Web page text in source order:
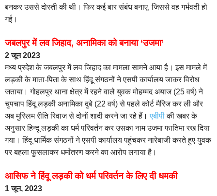
बनकर उससे दोस्ती की थी। फिर कई बार संबंध बनाए, जिससे वह गर्भवती हो
गई।
जबलपुर में लव जिहाद, अनामिका को बनाया ‘उजमा’
2 जून 2023
मध्य प्रदेश के जबलपुर में लव जिहाद का मामला सामने आया है। इस मामले में
लड़की के माता-पिता के साथ हिंदू संगठनों ने एसपी कार्यालय जाकर विरोध
जताया। गोहलपुर थाना क्षेत्र में रहने वाले युवक मोहम्मद अयाज (25 वर्ष) ने
चुपचाप हिंदू लड़की अनामिका दुबे (22 वर्ष) से पहले कोर्ट मैरिज कर ली और
अब मुस्लिम रीति रिवाज से दोनों शादी करने जा रहे हैं। एबीपीकी खबर के
अनुसार हिन्दू लड़की का धर्म परिवर्तन कर उसका नाम उजमा फातिमा रख दिया
गया। हिंदू धार्मिक संगठनों ने एसपी कार्यालय पहुंचकर नारेबाजी करते हुए युवक
पर बहला फुसलाकर धर्मांतरण करने का आरोप लगाया है।
आसिफ ने हिंदू लड़की को धर्म परिवर्तन के लिए दी धमकी
1 जून, 2023